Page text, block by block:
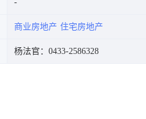
商业房地产 住宅房地产
杨法官：0433-2586328